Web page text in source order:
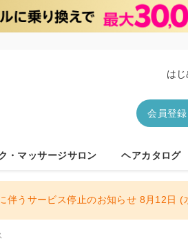
は
会員登
・マッサージサロン ヘアカタログ
伴うサービス停止のお知らせ 8月12日